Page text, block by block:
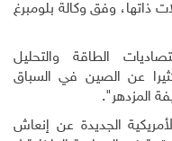
ذاتها، وفق وكالة بلومبرغ
الطاقة والتحليل
كثيرا عن الصين في السباق
المزدهر".
الجديدة عن إنعاش